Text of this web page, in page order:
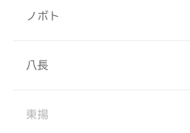
ノボト
八長
東揚